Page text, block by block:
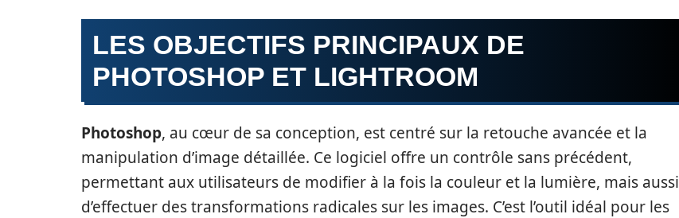
LES OBJECTIFS PRINCIPAUX DE
PHOTOSHOP ET LIGHTROOM
Photoshop, au cœur de sa conception, est centré sur la retouche avancée et la
manipulation d’image détaillée. Ce logiciel offre un contrôle sans précédent,
permettant aux utilisateurs de modifier à la fois la couleur et la lumière, mais aussi
d’effectuer des transformations radicales sur les images. C’est l’outil idéal pour les